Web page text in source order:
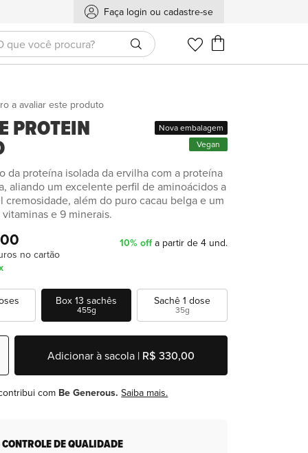
Meu Carrinho
a avaliar este produto
PROTEIN
Nova embalagem
Vegan
da proteína isolada da ervilha com a proteína
aliando um excelente perfil de aminoácidos a
cremosidade, além do puro cacau belga e um
e 9 minerais.
no cartão
10% offa partir de 4 und.
Box 13 sachês
455g
Sachê 1 dose
35g
Adicionar à sacola | R$ 330,00
com Be Generous. Saiba mais.
DE QUALIDADE
Faça login ou cadastre-se